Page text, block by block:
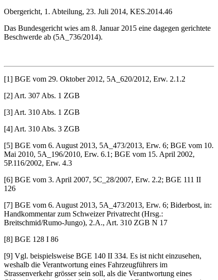
Obergericht, 1. Abteilung, 23. Juli 2014, KES.2014.46
Das Bundesgericht wies am 8. Januar 2015 eine dagegen gerichtete
Beschwerde ab (5A_736/2014).
[1] BGE vom 29. Oktober 2012, 5A_620/2012, Erw. 2.1.2
[2] Art. 307 Abs. 1 ZGB
[3] Art. 310 Abs. 1 ZGB
[4] Art. 310 Abs. 3 ZGB
[5] BGE vom 6. August 2013, 5A_473/2013, Erw. 6; BGE vom 10.
Mai 2010, 5A_196/2010, Erw. 6.1; BGE vom 15. April 2002,
5P.116/2002, Erw. 4.3
[6] BGE vom 3. April 2007, 5C_28/2007, Erw. 2.2; BGE 111 II
126
[7] BGE vom 6. August 2013, 5A_473/2013, Erw. 6; Biderbost, in:
Handkommentar zum Schweizer Privatrecht (Hrsg.:
Breitschmid/Rumo-Jungo), 2.A., Art. 310 ZGB N 17
[8] BGE 128 I 86
[9] Vgl. beispielsweise BGE 140 II 334. Es ist nicht einzusehen,
weshalb die Verantwortung eines Fahrzeugführers im
Strassenverkehr grösser sein soll, als die Verantwortung eines